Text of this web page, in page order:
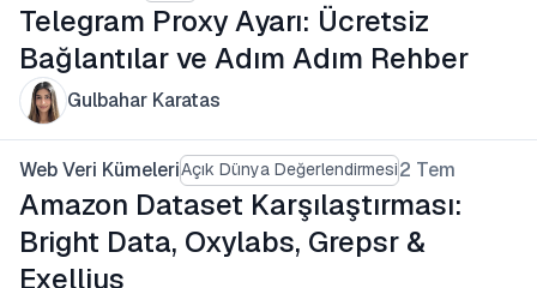
Telegram Proxy Ayarı: Ücretsiz
Bağlantılar ve Adım Adım Rehber
Gulbahar Karatas
Web Veri KümeleriAçık Dünya Değerlendirmesi2 Tem
Amazon Dataset Karşılaştırması:
Bright Data, Oxylabs, Grepsr &
Exellius